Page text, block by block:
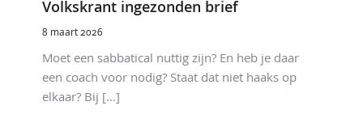
Volkskrant ingezonden brief
8 maart 2026
Moet een sabbatical nuttig zijn? En heb je daar
een coach voor nodig? Staat dat niet haaks op
elkaar? Bij […]